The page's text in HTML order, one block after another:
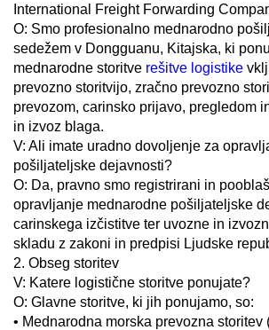
International Freight Forwarding
O: Smo profesionalno mednarodno
sedežem v Dongguanu, Kitajska, ki
mednarodne storitve rešitve logistike
prevozno storitvijo, zračno prevozno
prevozom, carinsko prijavo, pregledom
in izvoz blaga.
V: Ali imate uradno dovoljenje za
pošiljateljske dejavnosti?
O: Da, pravno smo registrirani in
opravljanje mednarodne pošiljateljske
carinskega izčistitve ter uvozne in
skladu z zakoni in predpisi Ljudske
2. Obseg storitev
V: Katere logistične storitve ponujate?
O: Glavne storitve, ki jih ponujamo, so:
• Mednarodna morska prevozna storitev